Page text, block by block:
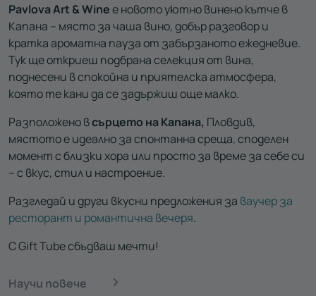
Pavlova Art & Wineе новото уютно винено кътче в
Капана – място за чаша вино, добър разговор и
кратка ароматна пауза от забързаното ежедневие.
Тук ще откриеш подбрана селекция от вина,
поднесени в спокойна и приятелска атмосфера,
която те кани да се задържиш още малко.
Разположено всърцето на Капана, Пловдив,
мястото е идеално за спонтанна среща, споделен
момент с близки хора или просто за време за себе си
– с вкус, стил и настроение.
Разгледай и други вкусни предложения за ваучер за
ресторант и романтична вечеря.
С Gift Tube сбъдваш мечти!
Научи повече